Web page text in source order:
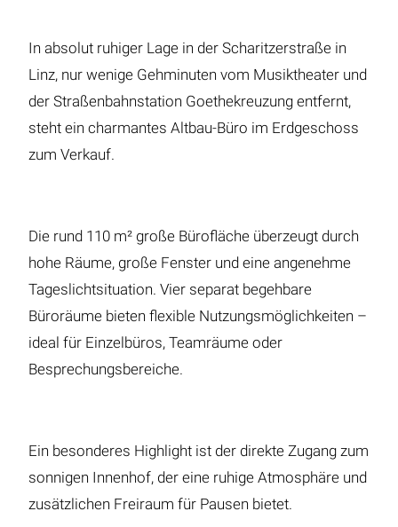
In absolut ruhiger Lage in der Scharitzerstraße in
Linz, nur wenige Gehminuten vom Musiktheater und
der Straßenbahnstation Goethekreuzung entfernt,
steht ein charmantes Altbau-Büro im Erdgeschoss
zum Verkauf.
Die rund 110 m² große Bürofläche überzeugt durch
hohe Räume, große Fenster und eine angenehme
Tageslichtsituation. Vier separat begehbare
Büroräume bieten flexible Nutzungsmöglichkeiten –
ideal für Einzelbüros, Teamräume oder
Besprechungsbereiche.
Ein besonderes Highlight ist der direkte Zugang zum
sonnigen Innenhof, der eine ruhige Atmosphäre und
zusätzlichen Freiraum für Pausen bietet.